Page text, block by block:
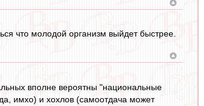
что молодой организм выйдет быстрее.
вполне вероятны "национальные
имхо) и хохлов (самоотдача может